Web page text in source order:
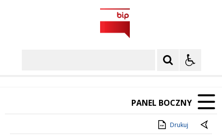
PANEL BOCZNY
Drukuj